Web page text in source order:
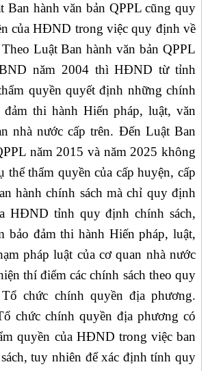
Ban hành văn bản QPPL cũng quy
của HĐND trong việc quy định về
Luật Ban hành văn bản QPPL
năm 2004 thì HĐND từ tỉnh
quyền quyết định những chính
đảm thi hành Hiến pháp, luật, văn
nhà nước cấp trên. Đến LuậtBan
năm 2015 và năm 2025 không
thể thẩm quyền của cấp huyện, cấp
hành chính sách mà chỉ quy định
HĐND tỉnh quy địnhchính sách,
bảo đảm thi hành Hiến pháp, luật,
pháp luật của cơ quan nhà nước
thí điểm các chính sách theo quy
chức chính quyền địa phương.
chức chính quyền địa phương có
quyền của HĐND trong việc ban
tuy nhiên để xác định tính quy